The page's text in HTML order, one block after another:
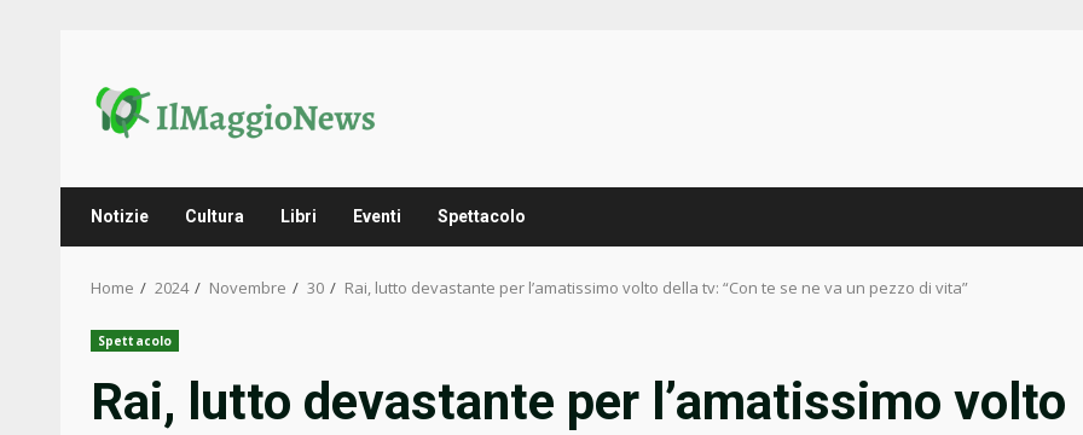
content
Notizie Cultura Libri Eventi Spettacolo
Home 2024 Novembre 30 Rai, lutto devastante per l’amatissimo volto della tv: “Con te se ne va un pezzo di vita”
Spettacolo
Rai, lutto devastante per l’amatissimo volto